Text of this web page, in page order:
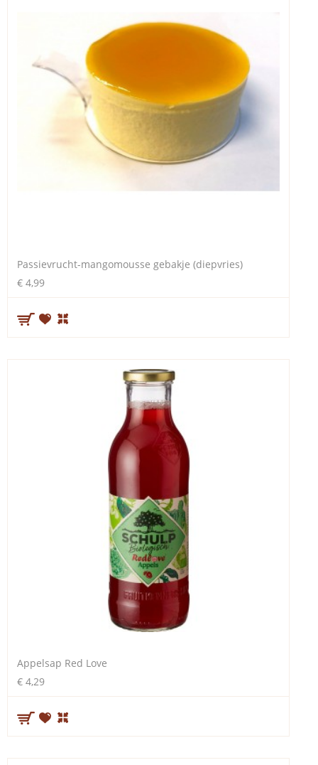
Passievrucht-mangomousse gebakje (diepvries)
€ 4,99
Appelsap Red Love
€ 4,29